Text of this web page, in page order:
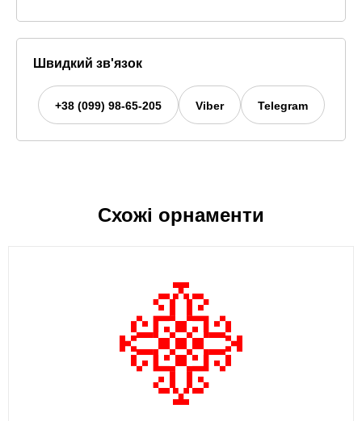
Швидкий зв'язок
+38 (099) 98-65-205 Viber Telegram
Схожі орнаменти